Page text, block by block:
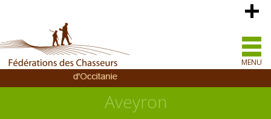
MENU
Aveyron